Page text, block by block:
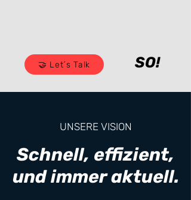
SO!
🤝 Let´s Talk
UNSERE VISION
Schnell, effizient,
und immer aktuell.